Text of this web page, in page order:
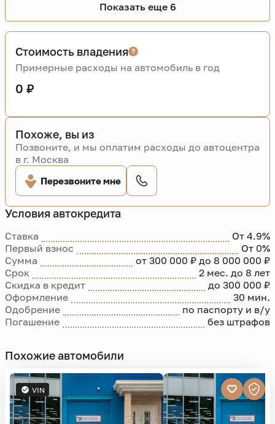
Показать еще 6
Условия автокредита
Ставка
От 4.9%
Первый взнос
От 0%
Сумма
от 300 000 ₽ до 8 000 000 ₽
Срок
2 мес. до 8 лет
Скидка в кредит
до 300 000 ₽
Оформление
30 мин.
Одобрение
по паспорту и в/у
Погашение
без штрафов
Стоимость владения
Примерные расходы на автомобиль в год
0 ₽
Похоже, вы из
Позвоните, и мы оплатим расходы до автоцентра
в г. Москва
Перезвоните мне
Похожие автомобили
VIN